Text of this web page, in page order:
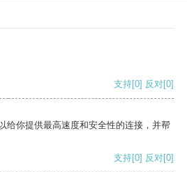
支持[0] 反对[0]
给你提供最高速度和安全性的连接，并帮
支持[0] 反对[0]